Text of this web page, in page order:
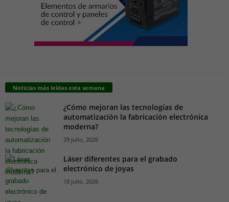
Noticias más leídas esta semana
¿Cómo mejoran las tecnologías de
automatización la fabricación electrónica
moderna?
29 julio, 2026
Láser diferentes para el grabado
electrónico de joyas
18 julio, 2026